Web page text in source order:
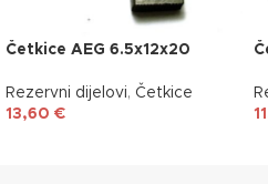
Četkice AEG 6.5x12x20
Rezervni dijelovi, Četkice
13,60 €